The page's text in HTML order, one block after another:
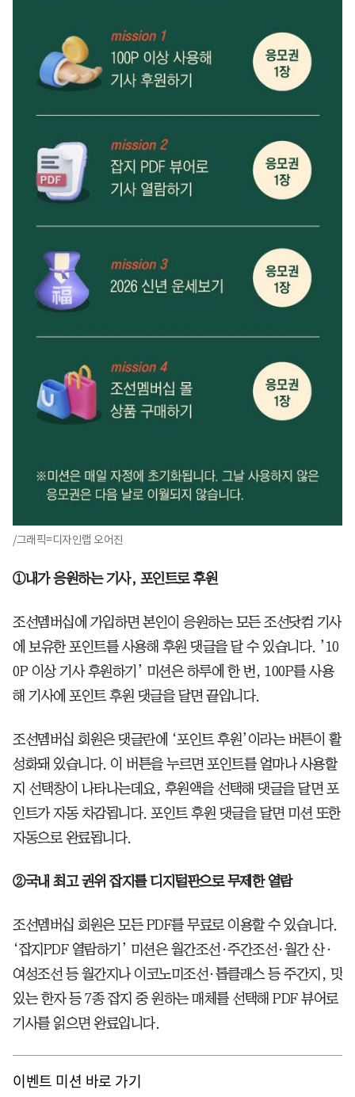
/그래픽=디자인랩 오어진
①내가 응원하는 기사, 포인트로 후원
조선멤버십에 가입하면 본인이 응원하는 모든 조선닷컴 기사
에 보유한 포인트를 사용해 후원 댓글을 달 수 있습니다. ’10
0P 이상 기사 후원하기’ 미션은 하루에 한 번, 100P를 사용
해 기사에 포인트 후원 댓글을 달면 끝입니다.
조선멤버십 회원은 댓글란에 ‘포인트 후원’이라는 버튼이 활
성화돼 있습니다. 이 버튼을 누르면 포인트를 얼마나 사용할
지 선택창이 나타나는데요, 후원액을 선택해 댓글을 달면 포
인트가 자동 차감됩니다. 포인트 후원 댓글을 달면 미션 또한
자동으로 완료됩니다.
②국내 최고 권위 잡지를 디지털판으로 무제한 열람
조선멤버십 회원은 모든 PDF를 무료로 이용할 수 있습니다.
‘잡지PDF 열람하기’ 미션은 월간조선·주간조선·월간 산·
여성조선 등 월간지나 이코노미조선·톱클래스 등 주간지, 맛
있는 한자 등 7종 잡지 중 원하는 매체를 선택해 PDF 뷰어로
기사를 읽으면 완료입니다.
이벤트 미션 바로 가기